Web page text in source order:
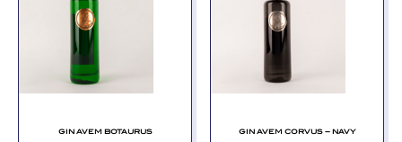
GIN AVEM BOTAURUS GIN AVEM CORVUS – NAVY